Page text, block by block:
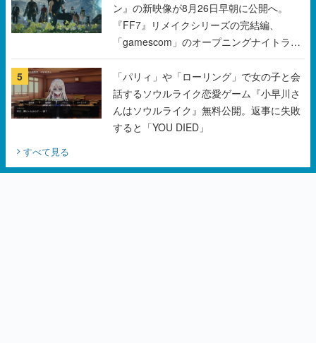
ン』の新映像が8月26日早朝に公開へ。
『FF7』リメイクシリーズの完結編、
「gamescom」のオープニングナイトライ
ブにてディレクターの浜口直樹氏が登壇す
る予定
5
「パリィ」や「ローリング」で女の子と会
話するソウルライク恋愛ゲーム『小早川さ
んはソウルライク』無料公開。返事に失敗
すると「YOU DIED」
すべて見る